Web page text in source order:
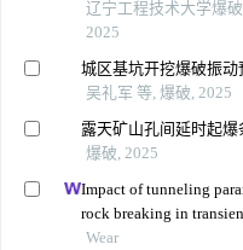
辽宁工程技术大学爆
2025
城区基坑开挖爆破振动
吴礼军 等, 爆破, 2025
露天矿山孔间延时起
爆破, 2025
Impact of tunneling
rock breaking in
Wear